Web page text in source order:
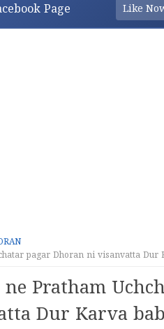
Page Like
pagar Dhoran ni visanvatta Dur
Pratham
Dur Karva